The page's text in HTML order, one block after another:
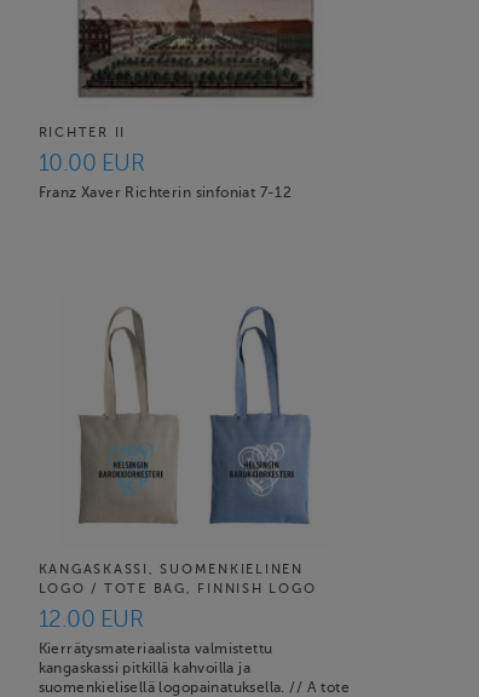
RICHTER II
10.00 EUR
Franz Xaver Richterin sinfoniat 7-12
KANGASKASSI, SUOMENKIELINEN
LOGO / TOTE BAG, FINNISH LOGO
12.00 EUR
Kierrätysmateriaalista valmistettu
kangaskassi pitkillä kahvoilla ja
suomenkielisellä logopainatuksella. // A tote